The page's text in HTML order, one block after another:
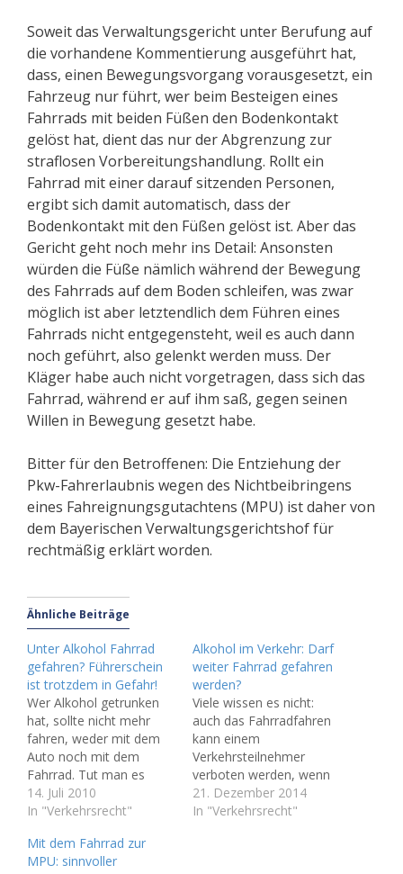
Soweit das Verwaltungsgericht unter Berufung auf
die vorhandene Kommentierung ausgeführt hat,
dass, einen Bewegungsvorgang vorausgesetzt, ein
Fahrzeug nur führt, wer beim Besteigen eines
Fahrrads mit beiden Füßen den Bodenkontakt
gelöst hat, dient das nur der Abgrenzung zur
straflosen Vorbereitungshandlung. Rollt ein
Fahrrad mit einer darauf sitzenden Personen,
ergibt sich damit automatisch, dass der
Bodenkontakt mit den Füßen gelöst ist. Aber das
Gericht geht noch mehr ins Detail: Ansonsten
würden die Füße nämlich während der Bewegung
des Fahrrads auf dem Boden schleifen, was zwar
möglich ist aber letztendlich dem Führen eines
Fahrrads nicht entgegensteht, weil es auch dann
noch geführt, also gelenkt werden muss. Der
Kläger habe auch nicht vorgetragen, dass sich das
Fahrrad, während er auf ihm saß, gegen seinen
Willen in Bewegung gesetzt habe.
Bitter für den Betroffenen: Die Entziehung der
Pkw-Fahrerlaubnis wegen des Nichtbeibringens
eines Fahreignungsgutachtens (MPU) ist daher von
dem Bayerischen Verwaltungsgerichtshof für
rechtmäßig erklärt worden.
Ähnliche Beiträge
Unter Alkohol Fahrrad
gefahren? Führerschein
ist trotzdem in Gefahr!
Wer Alkohol getrunken
hat, sollte nicht mehr
fahren, weder mit dem
Auto noch mit dem
Fahrrad. Tut man es
doch und wird nach
übermäßigem
Straßenverkehr erwischt,
so riskiert man seine
14. Juli 2010
In "Verkehrsrecht"
Alkohol im Verkehr: Darf
weiter Fahrrad gefahren
werden?
Viele wissen es nicht:
auch das Fahrradfahren
kann einem
Verkehrsteilnehmer
verboten werden, wenn
er zuvor wegen Alkohol
am Steuer auffällig
21. Dezember 2014
In "Verkehrsrecht"
Mit dem Fahrrad zur
MPU: sinnvoller